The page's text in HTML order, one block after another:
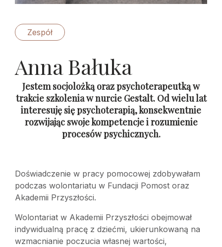
Zespół
Anna Bałuka
Jestem socjolożką oraz psychoterapeutką w
trakcie szkolenia w nurcie Gestalt. Od wielu lat
interesuję się psychoterapią, konsekwentnie
rozwijając swoje kompetencje i rozumienie
procesów psychicznych.
Doświadczenie w pracy pomocowej zdobywałam
podczas wolontariatu w Fundacji Pomost oraz
Akademii Przyszłości.
Wolontariat w Akademii Przyszłości obejmował
indywidualną pracę z dziećmi, ukierunkowaną na
wzmacnianie poczucia własnej wartości,